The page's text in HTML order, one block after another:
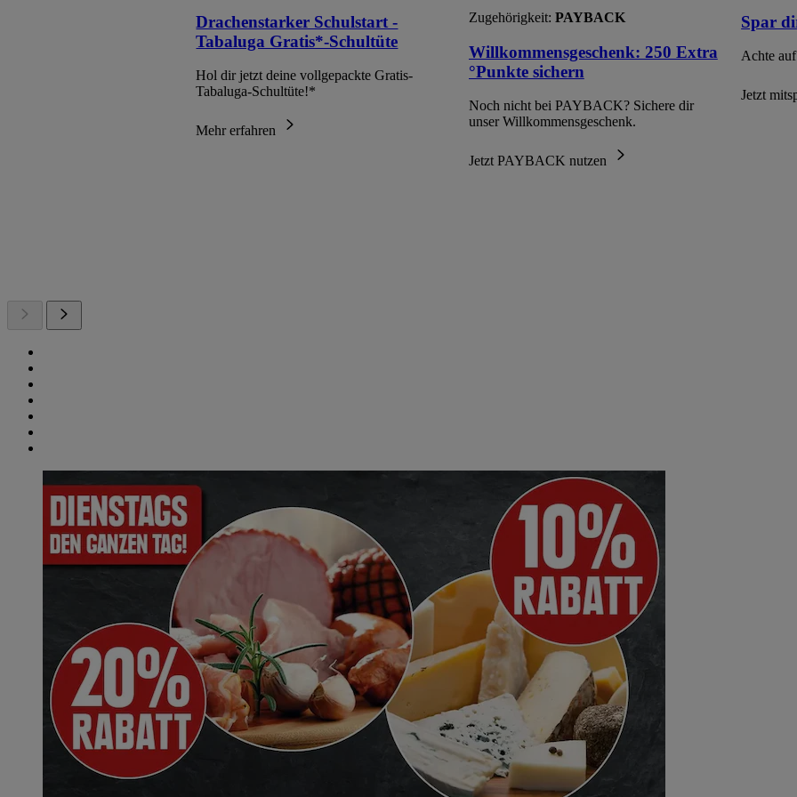
Drachenstarker Schulstart -
Tabaluga Gratis*-Schultüte
Hol dir jetzt deine vollgepackte Gratis-
Tabaluga-Schultüte!*
Mehr erfahren
Zugehörigkeit: PAYBACK
Willkommensgeschenk: 250 Extra
°Punkte sichern
Noch nicht bei PAYBACK? Sichere dir
unser Willkommensgeschenk.
Jetzt PAYBACK nutzen
Spar
Achte
Jetzt